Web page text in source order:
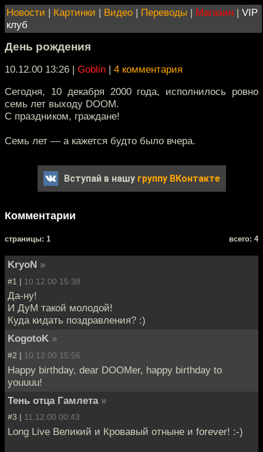
Новости | Картинки | Видео | Переводы | Магазин | VIP
клуб
День рождения
10.12.00 13:26 | Goblin | 4 комментария
Сегодня, 10 декабря 2000 года, исполнилось ровно
семь лет выходу DOOM.
С праздником, граждане!
Семь лет — а кажется будто было вчера.
Вступай в нашу группу ВКонтакте
Комментарии
cтраницы: 1 всего: 4
KryoN »
#1 | 10.12.00 15:38
Да-ну!
И ДуМ такой молодой!
Куда кидать поздравления? :)
KogotoK »
#2 | 10.12.00 15:56
Happy birthday, dear DOOMer, happy birthday to
youuuu!
Тень отца Гамлета »
#3 | 11.12.00 00:43
Long Live Великий и Кровавый отныне и forever! :-)